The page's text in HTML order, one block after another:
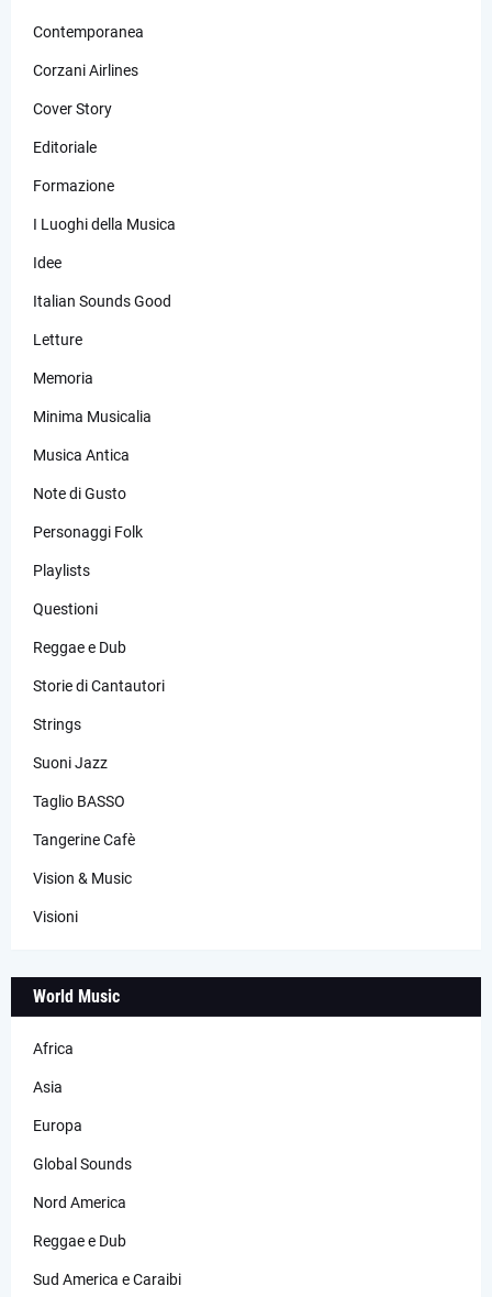
Contemporanea
Corzani Airlines
Cover Story
Editoriale
Formazione
I Luoghi della Musica
Idee
Italian Sounds Good
Letture
Memoria
Minima Musicalia
Musica Antica
Note di Gusto
Personaggi Folk
Playlists
Questioni
Reggae e Dub
Storie di Cantautori
Strings
Suoni Jazz
Taglio BASSO
Tangerine Cafè
Vision & Music
Visioni
World Music
Africa
Asia
Europa
Global Sounds
Nord America
Reggae e Dub
Sud America e Caraibi